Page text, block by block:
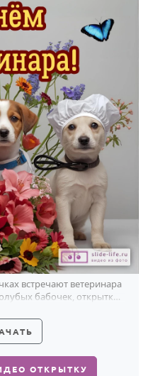
встречают ветеринара
бабочек, открытка
ОТКРЫТКУ